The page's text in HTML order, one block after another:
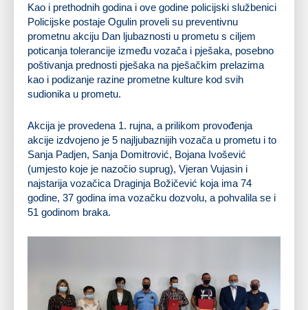
Kao i prethodnih godina i ove godine policijski službenici
Policijske postaje Ogulin proveli su preventivnu
prometnu akciju Dan ljubaznosti u prometu s ciljem
poticanja tolerancije između vozača i pješaka, posebno
poštivanja prednosti pješaka na pješačkim prelazima
kao i podizanje razine prometne kulture kod svih
sudionika u prometu.
Akcija je provedena 1. rujna, a prilikom provođenja
akcije izdvojeno je 5 najljubaznijih vozača u prometu i to
Sanja Padjen, Sanja Domitrović, Bojana Ivošević
(umjesto koje je nazočio suprug), Vjeran Vujasin i
najstarija vozačica Draginja Božičević koja ima 74
godine, 37 godina ima vozačku dozvolu, a pohvalila se i
51 godinom braka.